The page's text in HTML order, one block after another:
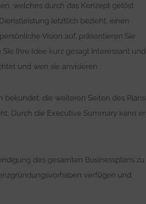
welches durch das Konzept gelöst
letztlich bezieht, einen
Vision auf, präsentieren Sie
Ihre Idee kurz gesagt interessant und
und wen sie anvisieren.
bekundet, die weiteren Seiten des Plans
Durch die Executive Summary kann er
des gesamten Businessplans zu
verfügen und